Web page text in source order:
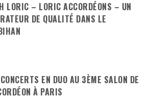
LORIC – LORIC ACCORDÉONS – UN
DE QUALITÉ DANS LE
EN DUO AU 3ÈME SALON DE
À PARIS